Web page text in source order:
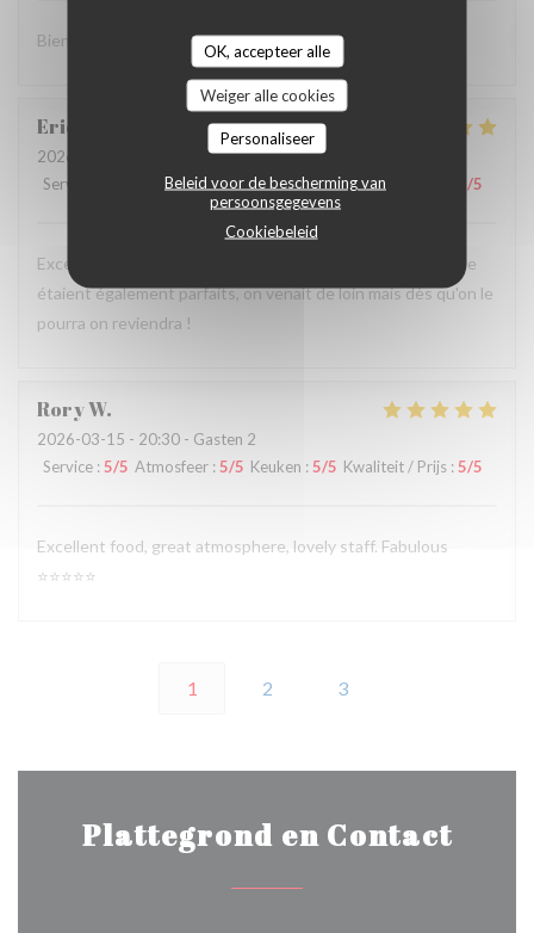
OK, accepteer alle
Weiger alle cookies
Personaliseer
Beleid voor de bescherming van
persoonsgegevens
Cookiebeleid
Bien le service bien je dirais un bon resto
Eric
2026-03-14
- 19:30 - Gasten 3
Service
Atmosfeer :4/5 Keuken:5/5 Kwaliteit / Prijs /5
Excellents plats dégustés sur place et l'accueil et le service
étaient également parfaits, on venait de loin mais dès qu'on le
pourra on reviendra !
RoryW
2026-03-15 - 20:30 - Gasten 2
Service : 5/5 Atmosfeer : 5/5 Keuken : 5/5 Kwaliteit / Prijs : 5/5
Excellent food, great atmosphere, lovely staff. Fabulous
⭐️⭐️⭐️⭐️⭐️
1 2 3
Plattegrond en Contact